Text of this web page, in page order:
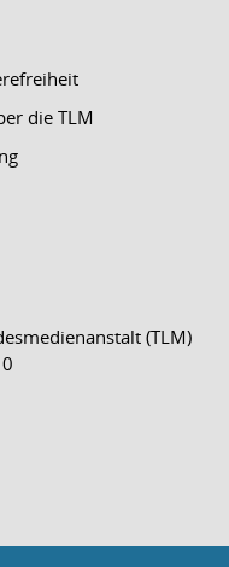
die TLM
(TLM)